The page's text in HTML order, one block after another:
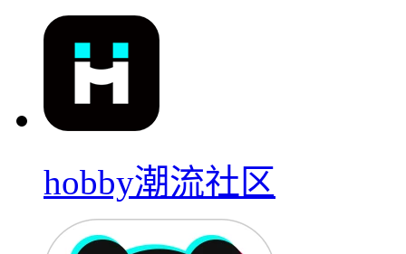
hobby潮流社区